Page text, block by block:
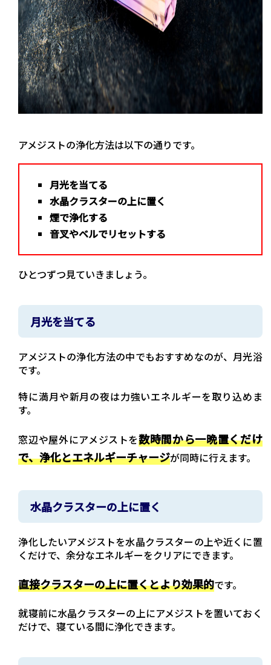
アメジストの浄化方法は以下の通りです。
月光を当てる
水晶クラスターの上に置く
煙で浄化する
音叉やベルでリセットする
ひとつずつ見ていきましょう。
月光を当てる
アメジストの浄化方法の中でもおすすめなのが、月光浴
です。
特に満月や新月の夜は力強いエネルギーを取り込めま
す。
窓辺や屋外にアメジストを数時間から一晩置くだけ
で、浄化とエネルギーチャージが同時に行えます。
水晶クラスターの上に置く
浄化したいアメジストを水晶クラスターの上や近くに置
くだけで、余分なエネルギーをクリアにできます。
直接クラスターの上に置くとより効果的です。
就寝前に水晶クラスターの上にアメジストを置いておく
だけで、寝ている間に浄化できます。